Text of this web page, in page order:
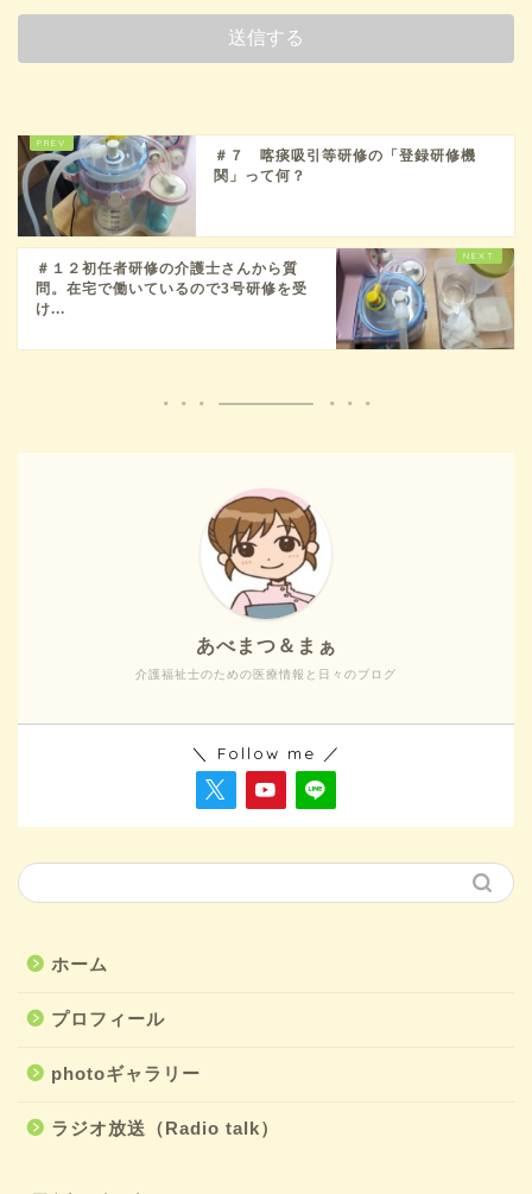
＃７ 喀痰吸引等研修の「登録研修機
関」って何？
＃１２初任者研修の介護士さんから質
問。在宅で働いているので3号研修を受
け...
介護福祉士のための医療情報と日々のブログ
あべまつ＆まぁ
＼ Follow me ／
ホーム
プロフィール
photoギャラリー
ラジオ放送（Radio talk）